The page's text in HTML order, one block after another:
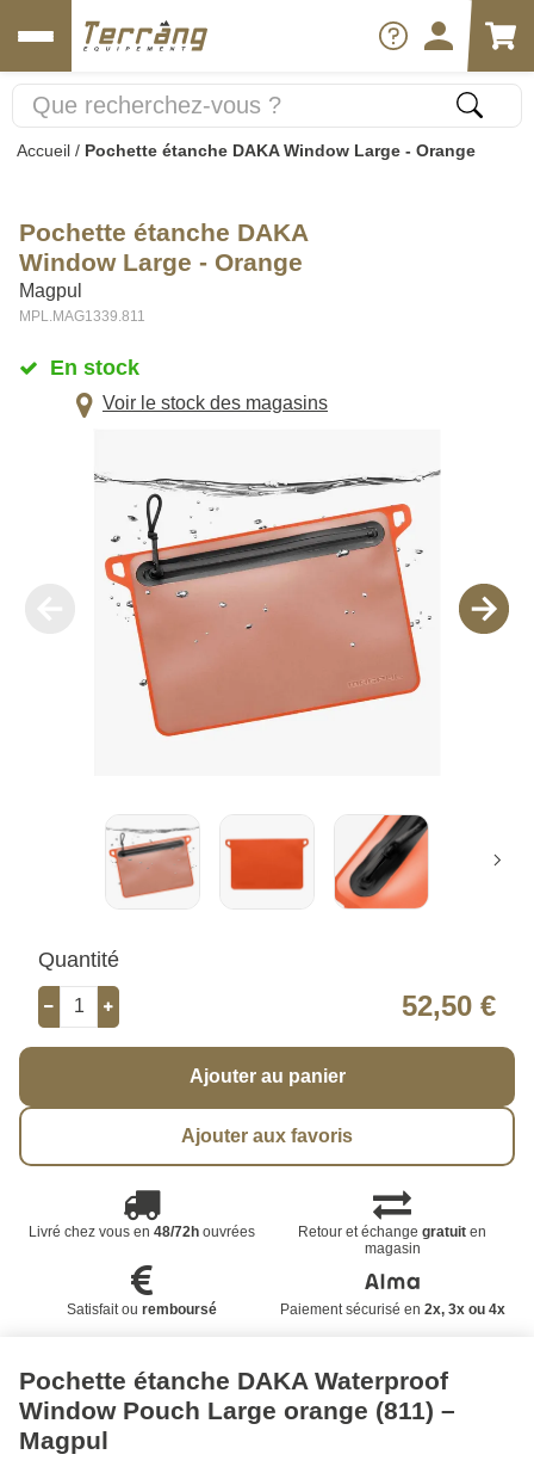
Accueil / Pochette étanche DAKA Window Large - Orange
Pochette étanche DAKA
Window Large - Orange
Magpul
MPL.MAG1339.811
En stock
Voir le stock des magasins
Quantité
52,50 €
Ajouter au panier
Ajouter aux favoris
Livré chez vous en 48/72houvrées Retour et échangegratuit en
magasin
Satisfait ou remboursé Paiement sécurisé en 2x, 3x ou 4x
Pochette étanche DAKA Waterproof
Window Pouch Large orange (811) –
Magpul